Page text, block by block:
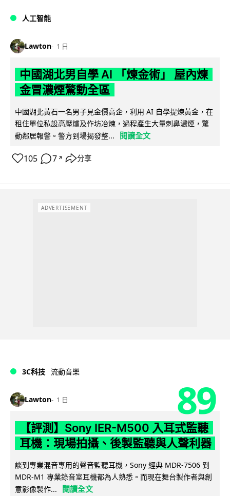
人工智能
Lawton 1 日
中國湖北男自學 AI 「煉金術」 屋內煉
金冒濃煙驚動全區
中國湖北黃石一名男子見金價高企，利用 AI 自學提煉黃金，在
租住單位私設高壓爐及作坊冶煉，過程產生大量刺鼻濃煙，驚
動鄰居報警。警方到場揭發整...
閱讀全文
105 7 ↗ 分享
ADVERTISEMENT
3C科技 流動音樂
Lawton 1 日 89
【評測】Sony IER-M500 入耳式監聽
耳機：現場拍攝、後製監聽與人聲利器
談到專業混音專用的聲音監聽耳機，Sony 經典 MDR-7506 到
MDR-M1 專業錄音室耳機都為人熟悉。而現在舞台製作者與創
意影像製作...
閱讀全文